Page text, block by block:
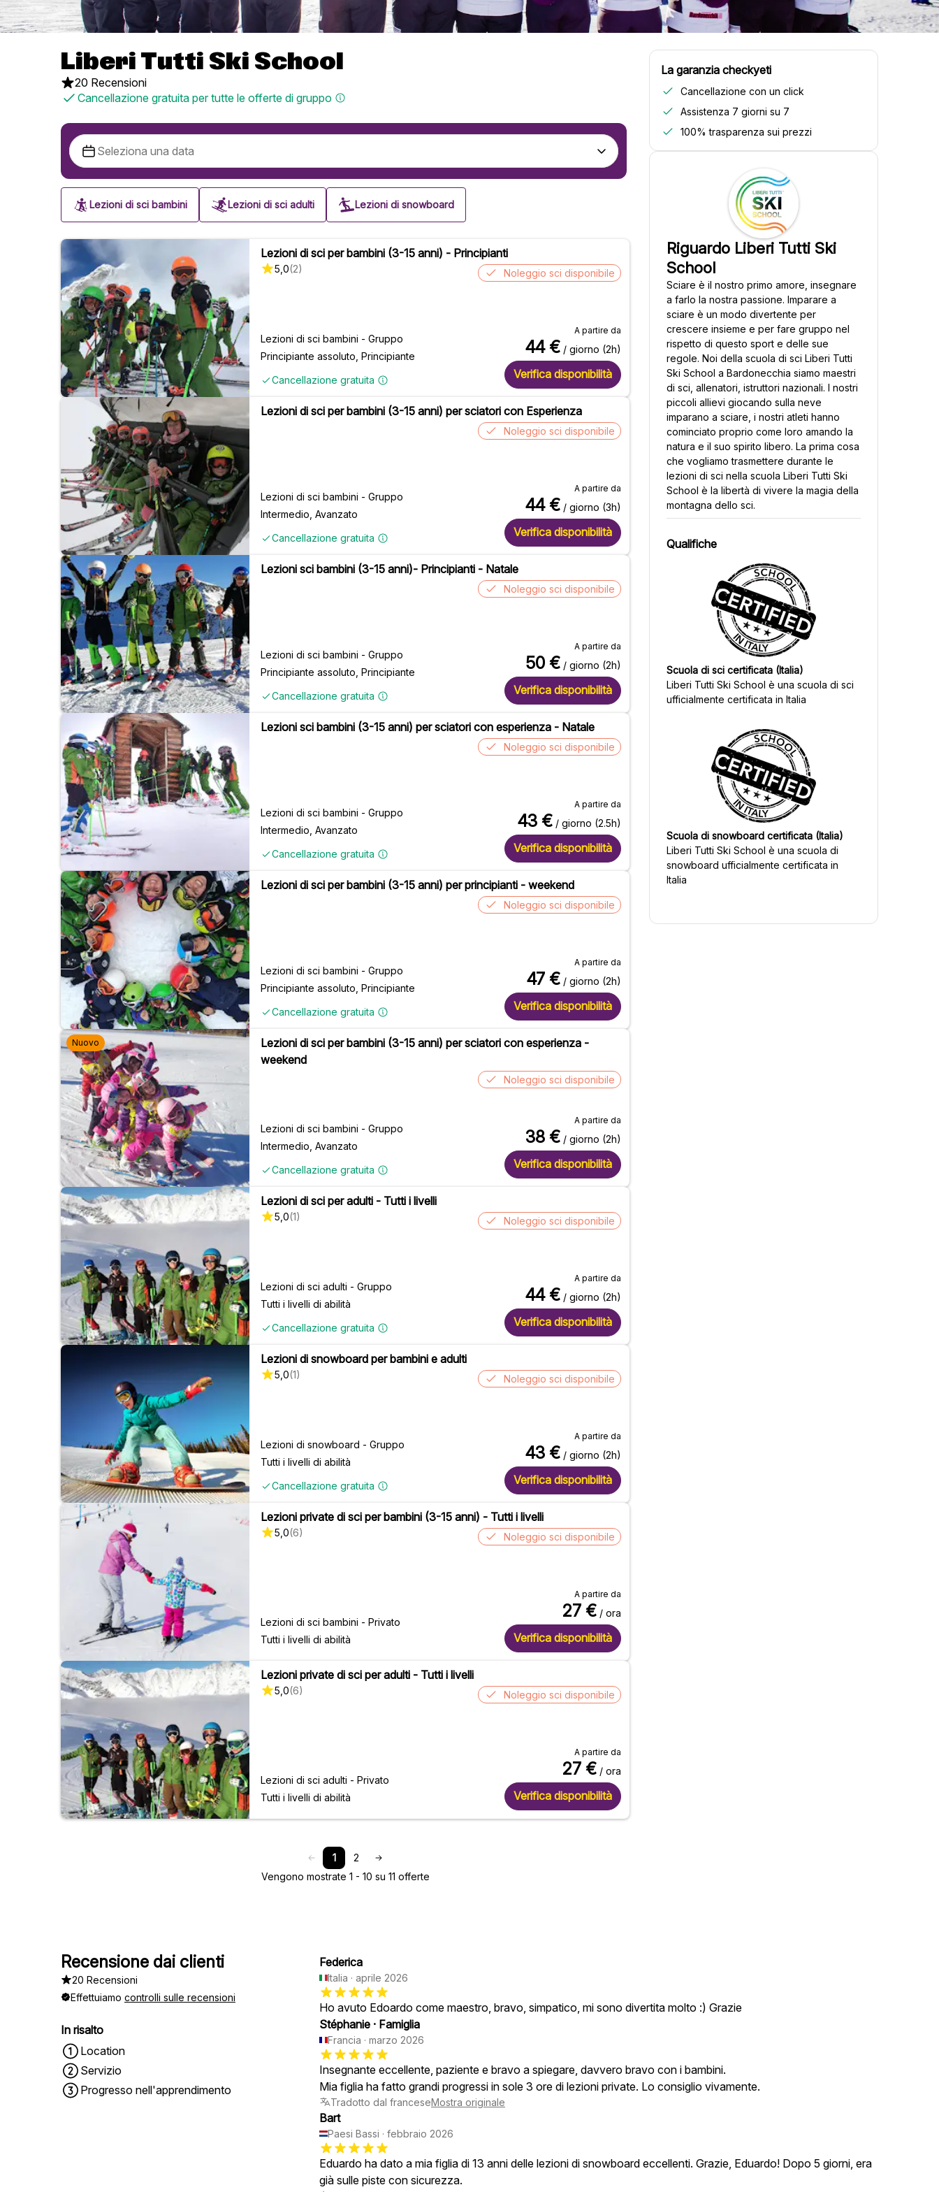
Liberi Tutti Ski School
20 Recensioni
Cancellazione gratuita per tutte le offerte di gruppo
Lezioni di sci bambini Lezioni di sci adulti Lezioni di snowboard
Lezioni di sci per bambini (3-15 anni) - Principianti
5,0(2)
Lezioni di sci bambini - Gruppo
Principiante assoluto, Principiante
Cancellazione gratuita
Noleggio sci disponibile
A partire da
44 € / giorno (2h)
Verifica disponibilità
Lezioni di sci per bambini (3-15 anni) per sciatori con Esperienza
Lezioni di sci bambini - Gruppo
Intermedio, Avanzato
Cancellazione gratuita
Noleggio sci disponibile
A partire da
44 € / giorno (3h)
Verifica disponibilità
Lezioni sci bambini (3-15 anni)- Principianti - Natale
Lezioni di sci bambini - Gruppo
Principiante assoluto, Principiante
Cancellazione gratuita
Noleggio sci disponibile
A partire da
50 € / giorno (2h)
Verifica disponibilità
Lezioni sci bambini (3-15 anni) per sciatori con esperienza - Natale
Lezioni di sci bambini - Gruppo
Intermedio, Avanzato
Cancellazione gratuita
Noleggio sci disponibile
A partire da
43 € / giorno (2.5h)
Verifica disponibilità
Lezioni di sci per bambini (3-15 anni) per principianti - weekend
Lezioni di sci bambini - Gruppo
Principiante assoluto, Principiante
Cancellazione gratuita
Noleggio sci disponibile
A partire da
47 € / giorno (2h)
Verifica disponibilità
Nuovo
Lezioni di sci per bambini (3-15 anni) per sciatori con esperienza -
weekend
Lezioni di sci bambini - Gruppo
Intermedio, Avanzato
Cancellazione gratuita
Noleggio sci disponibile
A partire da
38 € / giorno (2h)
Verifica disponibilità
Lezioni di sci per adulti - Tutti i livelli
5,0(1)
Lezioni di sci adulti - Gruppo
Tutti i livelli di abilità
Cancellazione gratuita
Noleggio sci disponibile
A partire da
44 € / giorno (2h)
Verifica disponibilità
Lezioni di snowboard per bambini e adulti
5,0(1)
Lezioni di snowboard - Gruppo
Tutti i livelli di abilità
Cancellazione gratuita
Noleggio sci disponibile
A partire da
43 € / giorno (2h)
Verifica disponibilità
Lezioni private di sci per bambini (3-15 anni) - Tutti i livelli
5,0(6)
Lezioni di sci bambini - Privato
Tutti i livelli di abilità
Noleggio sci disponibile
A partire da
27 € / ora
Verifica disponibilità
Lezioni private di sci per adulti - Tutti i livelli
5,0(6)
Lezioni di sci adulti - Privato
Tutti i livelli di abilità
Noleggio sci disponibile
A partire da
27 € / ora
Verifica disponibilità
1
2
Vengono mostrate 1 - 10 su 11 offerte
La garanzia checkyeti
Cancellazione con un click
Assistenza 7 giorni su 7
100% trasparenza sui prezzi
Riguardo Liberi Tutti Ski
School
Sciare è il nostro primo amore, insegnare
a farlo la nostra passione. Imparare a
sciare è un modo divertente per
crescere insieme e per fare gruppo nel
rispetto di questo sport e delle sue
regole. Noi della scuola di sci Liberi Tutti
Ski School a Bardonecchia siamo maestri
di sci, allenatori, istruttori nazionali. I nostri
piccoli allievi giocando sulla neve
imparano a sciare, i nostri atleti hanno
cominciato proprio come loro amando la
natura e il suo spirito libero. La prima cosa
che vogliamo trasmettere durante le
lezioni di sci nella scuola Liberi Tutti Ski
School è la libertà di vivere la magia della
montagna dello sci.
Qualifiche
Scuola di sci certificata (Italia)
Liberi Tutti Ski School è una scuola di sci
ufficialmente certificata in Italia
Scuola di snowboard certificata (Italia)
Liberi Tutti Ski School è una scuola di
snowboard ufficialmente certificata in
Italia
Recensione dai clienti
20 Recensioni
Effettuiamo controlli sulle recensioni
In risalto
Location
Servizio
Progresso nell'apprendimento
Federica
Italia · aprile 2026
Ho avuto Edoardo come maestro, bravo, simpatico, mi sono divertita molto :) Grazie
Stéphanie · Famiglia
Francia · marzo 2026
Insegnante eccellente, paziente e bravo a spiegare, davvero bravo con i bambini.
Mia figlia ha fatto grandi progressi in sole 3 ore di lezioni private. Lo consiglio vivamente.
Tradotto dal franceseMostra originale
Bart
Paesi Bassi · febbraio 2026
Eduardo ha dato a mia figlia di 13 anni delle lezioni di snowboard eccellenti. Grazie, Eduardo! Dopo 5 giorni, era
già sulle piste con sicurezza.